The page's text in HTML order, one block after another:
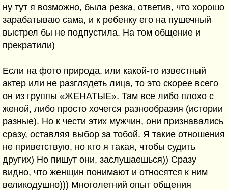
ну тут я возможно, была резка, ответив, что хорошо
зарабатываю сама, и к ребенку его на пушечный
выстрел бы не подпустила. На том общение и
прекратили)
Если на фото природа, или какой-то известный
актер или не разглядеть лица, то это скорее всего
он из группы «ЖЕНАТЫЕ». Там все либо плохо с
женой, либо просто хочется разнообразия (истории
разные). Но к чести этих мужчин, они признавались
сразу, оставляя выбор за тобой. Я такие отношения
не приветствую, но кто я такая, чтобы судить
других) Но пишут они, заслушаешься)) Сразу
видно, что женщин понимают и относятся к ним
великодушно))) Многолетний опыт общения